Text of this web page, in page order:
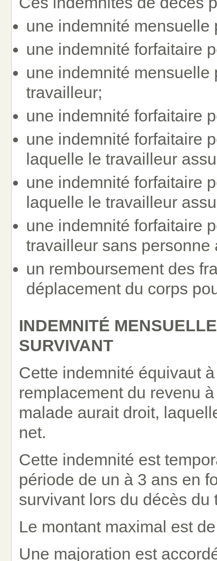
une indemnité
une indemnité forfaitaire
une indemnité mensuelle
travailleur;
une indemnité forfaitaire
une indemnité forfaitaire
laquelle le travailleur
une indemnité forfaitaire
laquelle le travailleur
une indemnité forfaitaire
travailleur sans personne
un remboursement des
déplacement du corps
INDEMNITÉ
SURVIVANT
Cette indemnité équivaut
remplacement du revenu
malade aurait droit,
net.
Cette indemnité est
période de un à 3 ans en
survivant lors du décès du
Le montant maximal est
Une majoration est